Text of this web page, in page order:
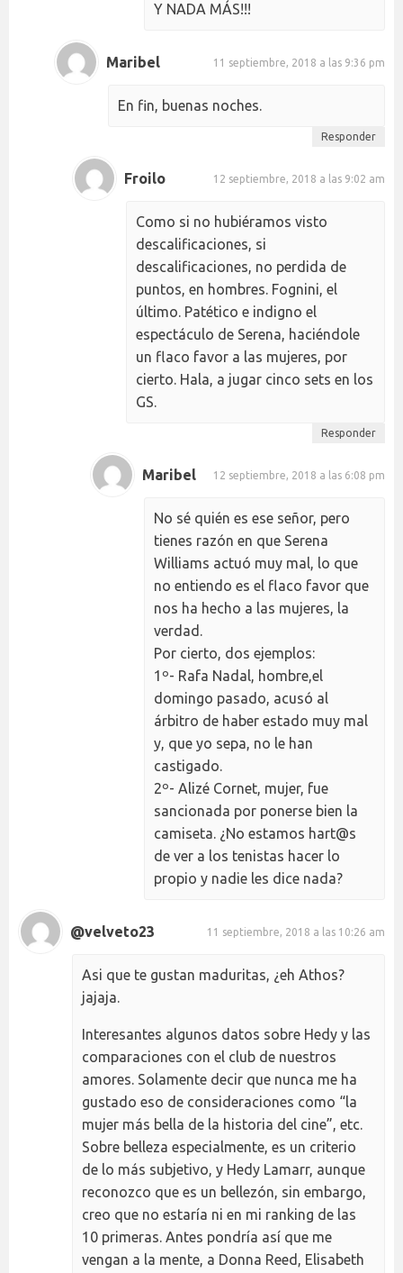
Y NADA MÁS!!!
Maribel 11 septiembre, 2018 a las 9:36 pm
En fin, buenas noches.
Responder
Froilo 12 septiembre, 2018 a las 9:02 am
Como si no hubiéramos visto
descalificaciones, si
descalificaciones, no perdida de
puntos, en hombres. Fognini, el
último. Patético e indigno el
espectáculo de Serena, haciéndole
un flaco favor a las mujeres, por
cierto. Hala, a jugar cinco sets en los
GS.
Responder
Maribel 12 septiembre, 2018 a las 6:08 pm
No sé quién es ese señor, pero
tienes razón en que Serena
Williams actuó muy mal, lo que
no entiendo es el flaco favor que
nos ha hecho a las mujeres, la
verdad.
Por cierto, dos ejemplos:
1º- Rafa Nadal, hombre,el
domingo pasado, acusó al
árbitro de haber estado muy mal
y, que yo sepa, no le han
castigado.
2º- Alizé Cornet, mujer, fue
sancionada por ponerse bien la
camiseta. ¿No estamos hart@s
de ver a los tenistas hacer lo
propio y nadie les dice nada?
@velveto23 11 septiembre, 2018 a las 10:26 am
Asi que te gustan maduritas, ¿eh Athos?
jajaja.
Interesantes algunos datos sobre Hedy y las
comparaciones con el club de nuestros
amores. Solamente decir que nunca me ha
gustado eso de consideraciones como “la
mujer más bella de la historia del cine”, etc.
Sobre belleza especialmente, es un criterio
de lo más subjetivo, y Hedy Lamarr, aunque
reconozco que es un bellezón, sin embargo,
creo que no estaría ni en mi ranking de las
10 primeras. Antes pondría así que me
vengan a la mente, a Donna Reed, Elisabeth